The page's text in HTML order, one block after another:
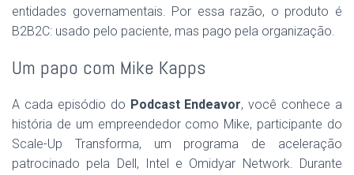
entidades governamentais. Por essa razão, o produto é
B2B2C: usado pelo paciente, mas pago pela organização.
Um papo com Mike Kapps
A cada episódio do Podcast Endeavor, você conhece a
história de um empreendedor como Mike, participante do
Scale-Up Transforma, um programa de aceleração
patrocinado pela Dell, Intel e Omidyar Network. Durante